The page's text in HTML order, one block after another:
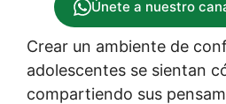
Únete a nuestro
Crear un ambiente de
adolescentes se sientan
compartiendo sus